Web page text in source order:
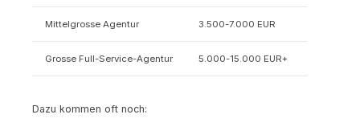
Mittelgrosse Agentur 3.500-7.000 EUR
Grosse Full-Service-Agentur 5.000-15.000 EUR+
Dazu kommen oft noch: